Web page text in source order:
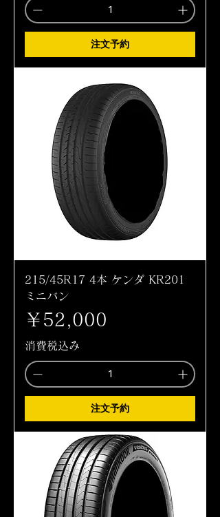
注文予約
215/45R17 4本 ケンダ KR201
ミニバン
価格
￥52,000
消費税込み
注文予約